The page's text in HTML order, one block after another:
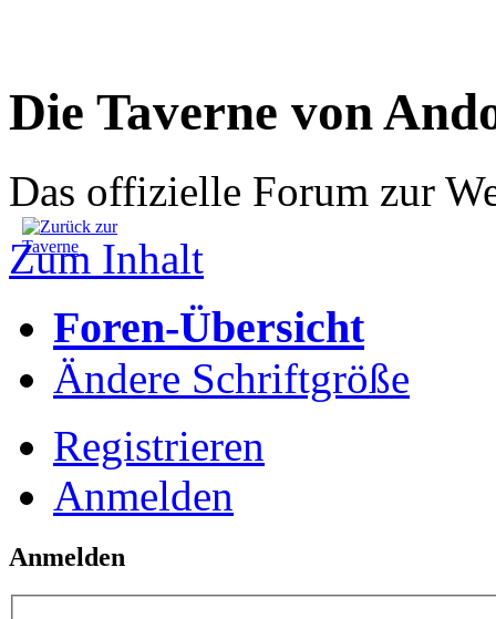
Die Taverne von
Das offizielle Forum zur
Zum Inhalt
Foren-Übersicht
Ändere Schriftgröße
Registrieren
Anmelden
Anmelden